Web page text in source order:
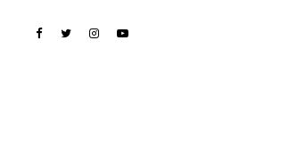
‘Addictions’